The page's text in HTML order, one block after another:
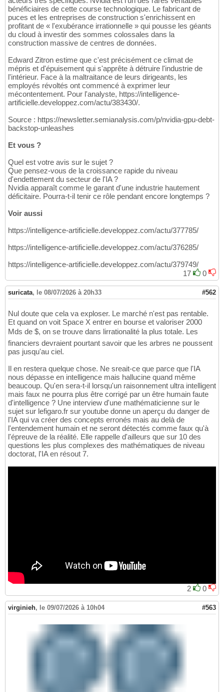
bénéficiaires de cette course technologique. Le fabricant de
puces et les entreprises de construction s'enrichissent en
profitant de « l'exubérance irrationnelle » qui pousse les géants
du cloud à investir des sommes colossales dans la
construction massive de centres de données.
Edward Zitron estime que c'est précisément ce climat de
mépris et d'épuisement qui s'apprête à détruire l'industrie de
l'intérieur. Face à la maltraitance de leurs dirigeants, les
employés révoltés ont commencé à exprimer leur
mécontentement. Pour l'analyste, https://intelligence-
artificielle.developpez.com/actu/383430/.
Source : https://newsletter.semianalysis.com/p/nvidia-gpu-debt-
backstop-unleashes
Et vous ?
Quel est votre avis sur le sujet ?
Que pensez-vous de la croissance rapide du niveau
d'endettement du secteur de l'IA ?
Nvidia apparaît comme le garant d'une industrie hautement
déficitaire. Pourra-t-il tenir ce rôle pendant encore longtemps ?
Voir aussi
https://intelligence-artificielle.developpez.com/actu/377785/
https://intelligence-artificielle.developpez.com/actu/376285/
https://intelligence-artificielle.developpez.com/actu/379749/
17
0
suricata, le 08/07/2026 à 20h33 #562
Nul doute que cela va exploser. Le marché n'est pas rentable.
Et quand on voit Space X entrer en bourse et valoriser 2000
Mds de $, on se trouve dans lirrationalité la plus totale. Les
financiers devraient pourtant savoir que les arbres ne poussent
pas jusqu'au ciel.
Il en restera quelque chose. Ne sreait-ce que parce que l'IA
nous dépasse en intelligence mais hallucine quand même
beaucoup. Qu'en sera-t-il lorsqu'un raisonnement ultra intelligent
mais faux ne pourra plus être corrigé par un être humain faute
d'intelligence ? Une interview d'une mathématicienne sur le
sujet sur lefigaro.fr sur youtube donne un aperçu du danger de
l'IA qui va créer des concepts erronés mais au delà de
l'entendement humain et ne seront détectés comme faux qu'à
l'épreuve de la réalité. Elle rappelle d'ailleurs que sur 10 des
questions les plus complexes des mathématiques de niveau
doctorat, l'IA en résout 7.
2 0
virginieh, le 09/07/2026 à 10h04 #563